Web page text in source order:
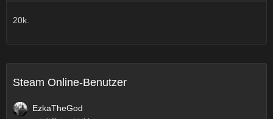
20k.
Steam Online-Benutzer
EzkaTheGod